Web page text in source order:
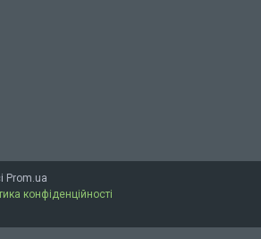
Prom.ua
конфіденційності